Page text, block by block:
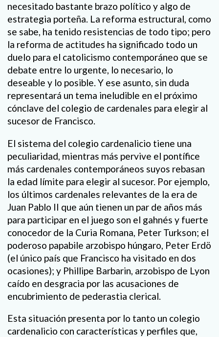
necesitado bastante brazo político y algo de
estrategia porteña. La reforma estructural, como
se sabe, ha tenido resistencias de todo tipo; pero
la reforma de actitudes ha significado todo un
duelo para el catolicismo contemporáneo que se
debate entre lo urgente, lo necesario, lo
deseable y lo posible. Y ese asunto, sin duda
representará un tema ineludible en el próximo
cónclave del colegio de cardenales para elegir al
sucesor de Francisco.
El sistema del colegio cardenalicio tiene una
peculiaridad, mientras más pervive el pontífice
más cardenales contemporáneos suyos rebasan
la edad límite para elegir al sucesor. Por ejemplo,
los últimos cardenales relevantes de la era de
Juan Pablo II que aún tienen un par de años más
para participar en el juego son el gahnés y fuerte
conocedor de la Curia Romana, Peter Turkson; el
poderoso papabile arzobispo húngaro, Peter Erdö
(el único país que Francisco ha visitado en dos
ocasiones); y Phillipe Barbarin, arzobispo de Lyon
caído en desgracia por las acusaciones de
encubrimiento de pederastia clerical.
Esta situación presenta por lo tanto un colegio
cardenalicio con características y perfiles que,